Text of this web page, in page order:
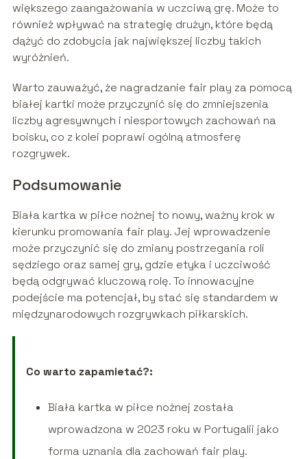
większego zaangażowania w uczciwą grę. Może to
również wpływać na strategię drużyn, które będą
dążyć do zdobycia jak największej liczby takich
wyróżnień.
Warto zauważyć, że nagradzanie fair play za pomocą
białej kartki może przyczynić się do zmniejszenia
liczby agresywnych i niesportowych zachowań na
boisku, co z kolei poprawi ogólną atmosferę
rozgrywek.
Podsumowanie
Biała kartka w piłce nożnej to nowy, ważny krok w
kierunku promowania fair play. Jej wprowadzenie
może przyczynić się do zmiany postrzegania roli
sędziego oraz samej gry, gdzie etyka i uczciwość
będą odgrywać kluczową rolę. To innowacyjne
podejście ma potencjał, by stać się standardem w
międzynarodowych rozgrywkach piłkarskich.
Co warto zapamietać?:
Biała kartka w piłce nożnej została
wprowadzona w 2023 roku w Portugalii jako
forma uznania dla zachowań fair play.